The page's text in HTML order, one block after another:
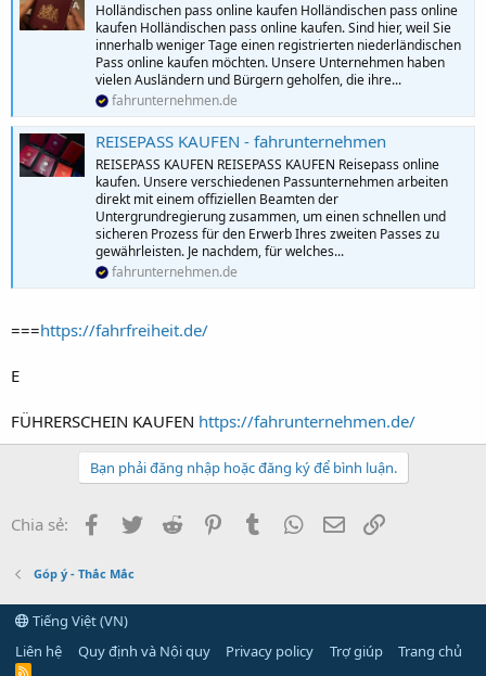
Holländischen pass online kaufen Holländischen pass online
kaufen Holländischen pass online kaufen. Sind hier, weil Sie
innerhalb weniger Tage einen registrierten niederländischen
Pass online kaufen möchten. Unsere Unternehmen haben
vielen Ausländern und Bürgern geholfen, die ihre...
fahrunternehmen.de
REISEPASS KAUFEN - fahrunternehmen
REISEPASS KAUFEN REISEPASS KAUFEN Reisepass online
kaufen. Unsere verschiedenen Passunternehmen arbeiten
direkt mit einem offiziellen Beamten der
Untergrundregierung zusammen, um einen schnellen und
sicheren Prozess für den Erwerb Ihres zweiten Passes zu
gewährleisten. Je nachdem, für welches...
fahrunternehmen.de
===https://fahrfreiheit.de/
E
FÜHRERSCHEIN KAUFEN https://fahrunternehmen.de/
Bạn phải đăng nhập hoặc đăng ký để bình luận.
Chia sẻ: Facebook
Twitter Reddit PinterestTumblr WhatsApp
Email
Góp ý - Thắc Mắc
Tiếng Việt (VN)
Liên hệ
Quy định và Nội quy Privacy policy Trợ giúp Trang chủ
R